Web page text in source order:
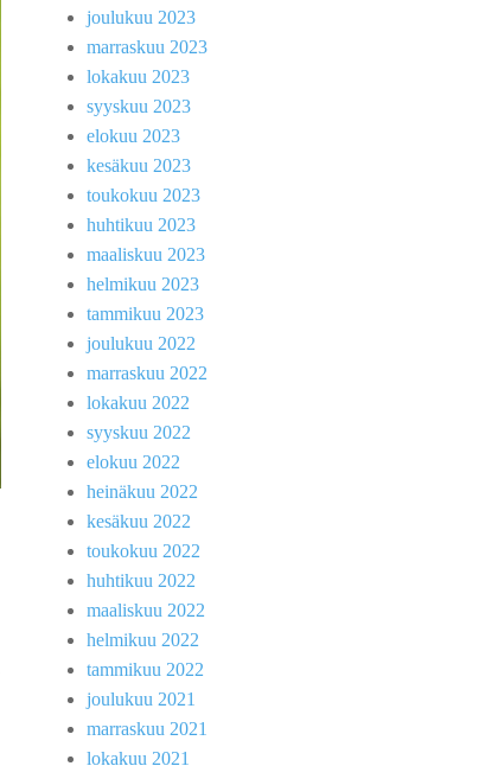
joulukuu 2023
marraskuu 2023
lokakuu 2023
syyskuu 2023
elokuu 2023
kesäkuu 2023
toukokuu 2023
huhtikuu 2023
maaliskuu 2023
helmikuu 2023
tammikuu 2023
joulukuu 2022
marraskuu 2022
lokakuu 2022
syyskuu 2022
elokuu 2022
heinäkuu 2022
kesäkuu 2022
toukokuu 2022
huhtikuu 2022
maaliskuu 2022
helmikuu 2022
tammikuu 2022
joulukuu 2021
marraskuu 2021
lokakuu 2021